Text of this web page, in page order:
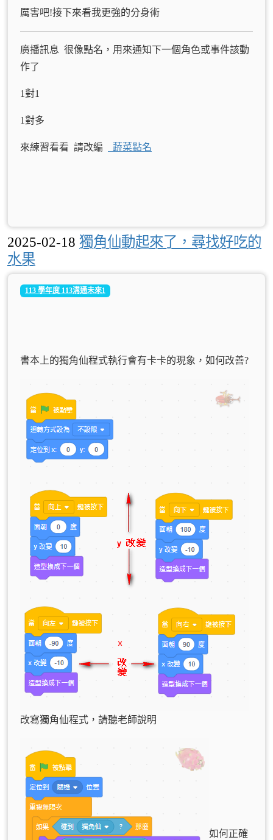
厲害吧!接下來看我更強的分身術
廣播訊息 很像點名，用來通知下一個角色或事件該動
作了
1對1
1對多
來練習看看 請改編 蔬菜點名
2025-02-18 獨角仙動起來了，尋找好吃的
水果
113 學年度 113溝通未來1
書本上的獨角仙程式執行會有卡卡的現象，如何改善?
改寫獨角仙程式，請聽老師說明
如何正確